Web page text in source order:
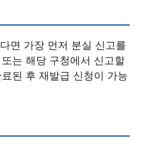
면 가장 먼저 분실 신고를
는 해당 구청에서 신고할
된 후 재발급 신청이 가능